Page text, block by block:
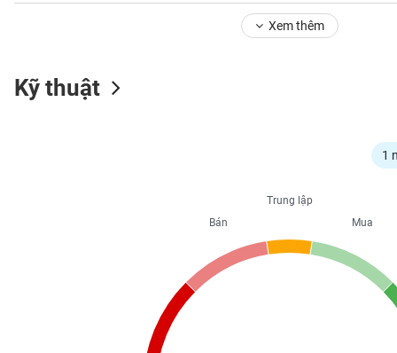
Xem thêm
Kỹ thuật
1
Trung lập
Mua
Bán
SINH